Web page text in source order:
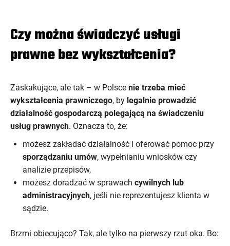
Czy można świadczyć usługi
prawne bez wykształcenia?
Zaskakujące, ale tak – w Polsce nie trzeba mieć
wykształcenia prawniczego, by legalnie prowadzić
działalność gospodarczą polegającą na świadczeniu
usług prawnych. Oznacza to, że:
możesz zakładać działalność i oferować pomoc przy
sporządzaniu umów, wypełnianiu wniosków czy
analizie przepisów,
możesz doradzać w sprawach cywilnych lub
administracyjnych, jeśli nie reprezentujesz klienta w
sądzie.
Brzmi obiecująco? Tak, ale tylko na pierwszy rzut oka. Bo: